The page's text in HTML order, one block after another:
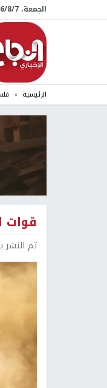
الجمعة، 7/‏8/‏2026 08:23:08 صباحاً
الرئيسية
قوات
تم النشر